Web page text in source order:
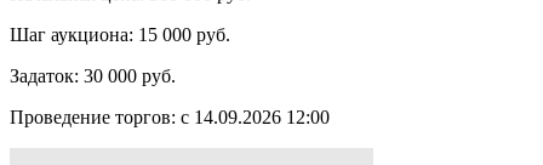
Шаг аукциона: 15 000 руб.
Задаток: 30 000 руб.
Проведение торгов: с 14.09.2026 12:00